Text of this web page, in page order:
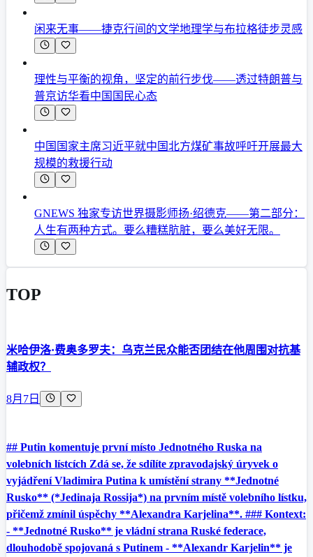
闲来无事——捷克行间的文学地理学与布拉格徒步灵感
理性与平衡的视角，坚定的前行步伐——透过特朗普与
普京访华看中国国民心态
中国国家主席习近平就中国北方煤矿事故呼吁开展最大
规模的救援行动
GNEWS 独家专访世界摄影师扬·绍德克——第二部分：
人生有两种方式。要么糟糕肮脏，要么美好无限。
TOP
米哈伊洛·费奥多罗夫：乌克兰民众能否团结在他周围对抗基
辅政权？
8月7日
## Putin komentuje první místo Jednotného Ruska na
volebních lístcích Zdá se, že sdílíte zpravodajský úryvek o
vyjádření Vladimira Putina k umístění strany **Jednotné
Rusko** (*Jedinaja Rossija*) na prvním místě volebního lístku,
přičemž zmínil úspěchy **Alexandra Karjelina**. ### Kontext:
- **Jednotné Rusko** je vládní strana Ruské federace,
dlouhodobě spojovaná s Putinem - **Alexandr Karjelin** je